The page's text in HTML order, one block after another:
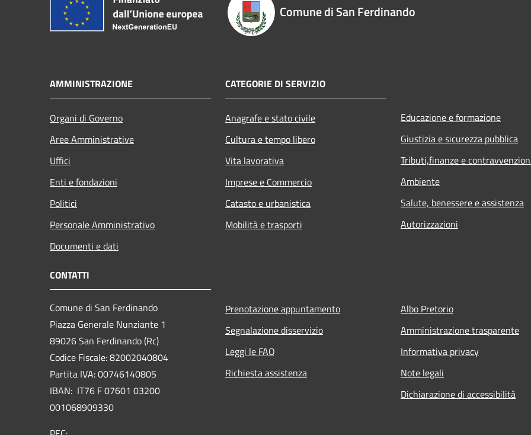
Comune di San Ferdinando
AMMINISTRAZIONE
Organi di Governo
Aree Amministrative
Uffici
Enti e fondazioni
Politici
Personale Amministrativo
Documenti e dati
CATEGORIE DI SERVIZIO
Anagrafe e stato civile
Cultura e tempo libero
Vita lavorativa
Imprese e Commercio
Catasto e urbanistica
Mobilità e trasporti
Educazione e formazione
Giustizia e sicurezza pubblica
Tributi,finanze e
Ambiente
Salute, benessere e assistenza
Autorizzazioni
CONTATTI
Comune di San Ferdinando
Piazza Generale Nunziante 1
89026 San Ferdinando (Rc)
Codice Fiscale: 82002040804
Partita IVA: 00746140805
IBAN: IT76 F 07601 03200
001068909330
Prenotazione appuntamento
Segnalazione disservizio
Leggi le FAQ
Richiesta assistenza
Albo Pretorio
Amministrazione trasparente
Informativa privacy
Note legali
Dichiarazione di accessibilità